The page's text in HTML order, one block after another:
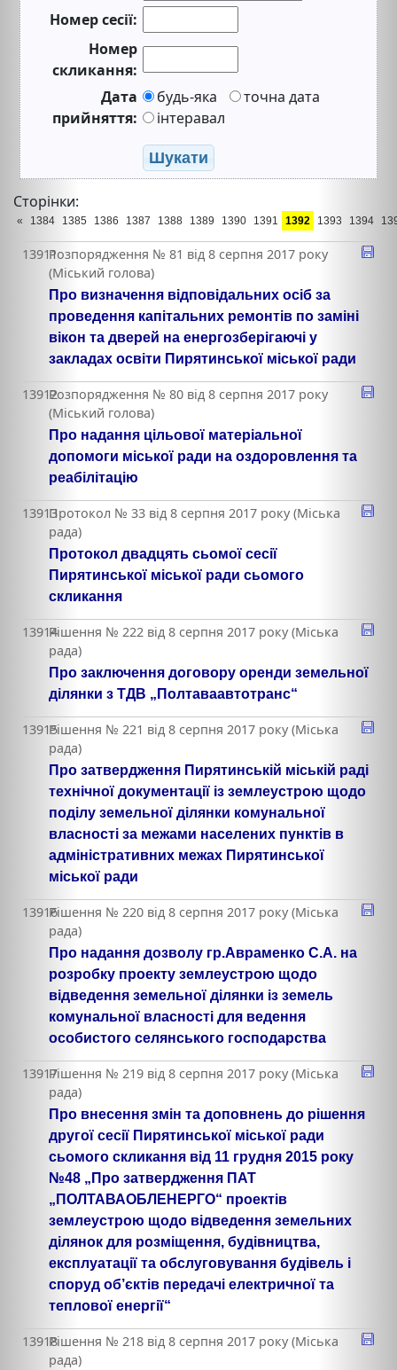
Номер сесії:
Номер
скликання:
Дата
прийняття:
будь-яка
точна дата
інтеравал
Шукати
Сторінки:
« 1384 1385 1386 1387 1388 1389 1390 1391 1392 1393 1394
13911Розпорядження № 81 від 8 серпня 2017 року
(Міський голова)
Про визначення відповідальних осіб за
проведення капітальних ремонтів по заміні
вікон та дверей на енергозберігаючі у
закладах освіти Пирятинської міської ради
13912Розпорядження № 80 від 8 серпня 2017 року
(Міський голова)
Про надання цільової матеріальної
допомоги міської ради на оздоровлення та
реабілітацію
13913Протокол № 33 від 8 серпня 2017 року (Міська
рада)
Протокол двадцять сьомої сесії
Пирятинської міської ради сьомого
скликання
13914Рішення № 222 від 8 серпня 2017 року (Міська
рада)
Про заключення договору оренди земельної
ділянки з ТДВ „Полтаваавтотранс“
13915Рішення № 221 від 8 серпня 2017 року (Міська
рада)
Про затвердження Пирятинській міській раді
технічної документації із землеустрою щодо
поділу земельної ділянки комунальної
власності за межами населених пунктів в
адміністративних межах Пирятинської
міської ради
13916Рішення № 220 від 8 серпня 2017 року (Міська
рада)
Про надання дозволу гр.Авраменко С.А. на
розробку проекту землеустрою щодо
відведення земельної ділянки із земель
комунальної власності для ведення
особистого селянського господарства
13917Рішення № 219 від 8 серпня 2017 року (Міська
рада)
Про внесення змін та доповнень до рішення
другої сесії Пирятинської міської ради
сьомого скликання від 11 грудня 2015 року
№48 „Про затвердження ПАТ
„ПОЛТАВАОБЛЕНЕРГО“ проектів
землеустрою щодо відведення земельних
ділянок для розміщення, будівництва,
експлуатації та обслуговування будівель і
споруд об’єктів передачі електричної та
теплової енергії“
13918Рішення № 218 від 8 серпня 2017 року (Міська
рада)